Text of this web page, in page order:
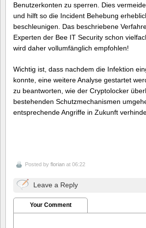
Benutzerkonten zu sperren. Dies
und hilft so die Incident Behebung
beschleunigen. Das beschriebene
Experten der Bee IT Security schon
wird daher vollumfänglich empfohlen!
Wichtig ist, dass nachdem die Infektion
konnte, eine weitere Analyse gestartet
zu beantworten, wie der Cryptolocker
bestehenden Schutzmechanismen
entsprechende Angriffe in Zukunft
Posted by florian at 06:22
Leave a Reply
Your Comment